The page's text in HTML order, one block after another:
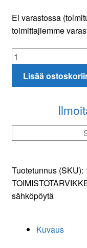
Ei varastossa
toimittajiemme
GetUpDesk
Duo
pöytälevy
määrä
Lisää
Tuotetunnus (SKU):
sähköpöytä
Kuvaus